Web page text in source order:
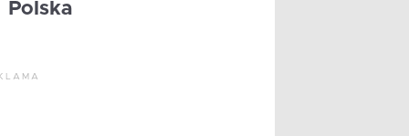
Polska